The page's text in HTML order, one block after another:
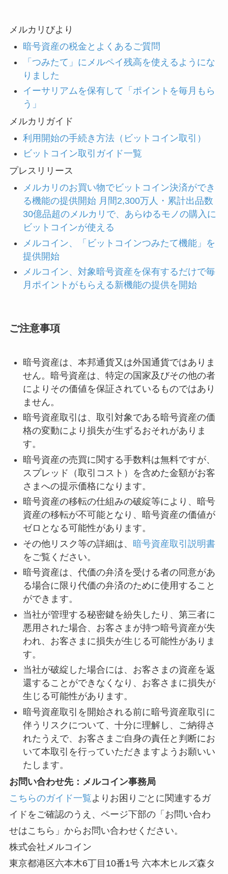
メルカリびより
暗号資産の税金とよくあるご質問
「つみたて」にメルペイ残高を使えるようにな
りました
イーサリアムを保有して「ポイントを毎月もら
う」
メルカリガイド
利用開始の手続き方法（ビットコイン取引）
ビットコイン取引ガイド一覧
プレスリリース
メルカリのお買い物でビットコイン決済ができ
る機能の提供開始 月間2,300万人・累計出品数
30億品超のメルカリで、あらゆるモノの購入に
ビットコインが使える
メルコイン、「ビットコインつみたて機能」を
提供開始
メルコイン、対象暗号資産を保有するだけで毎
月ポイントがもらえる新機能の提供を開始
ご注意事項
暗号資産は、本邦通貨又は外国通貨ではありま
せん。暗号資産は、特定の国家及びその他の者
によりその価値を保証されているものではあり
ません。
暗号資産取引は、取引対象である暗号資産の価
格の変動により損失が生ずるおそれがありま
す。
暗号資産の売買に関する手数料は無料ですが、
スプレッド（取引コスト）を含めた金額がお客
さまへの提示価格になります。
暗号資産の移転の仕組みの破綻等により、暗号
資産の移転が不可能となり、暗号資産の価値が
ゼロとなる可能性があります。
その他リスク等の詳細は、 暗号資産取引説明書
をご覧ください。
暗号資産は、代価の弁済を受ける者の同意があ
る場合に限り代価の弁済のために使用すること
ができます。
当社が管理する秘密鍵を紛失したり、第三者に
悪用された場合、お客さまが持つ暗号資産が失
われ、お客さまに損失が生じる可能性がありま
す。
当社が破綻した場合には、お客さまの資産を返
還することができなくなり、お客さまに損失が
生じる可能性があります。
暗号資産取引を開始される前に暗号資産取引に
伴うリスクについて、十分に理解し、ご納得さ
れたうえで、お客さまご自身の責任と判断にお
いて本取引を行っていただきますようお願いい
たします。
お問い合わせ先：メルコイン事務局
こちらのガイド一覧よりお困りごとに関連するガ
イドをご確認のうえ、ページ下部の「お問い合わ
せはこちら」からお問い合わせください。
株式会社メルコイン
東京都港区六本木6丁目10番1号 六本木ヒルズ森タ